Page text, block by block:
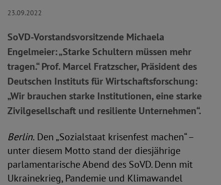
23.09.2022
SoVD-Vorstandsvorsitzende Michaela
Engelmeier: „Starke Schultern müssen mehr
tragen.“ Prof. Marcel Fratzscher, Präsident des
Deutschen Instituts für Wirtschaftsforschung:
„Wir brauchen starke Institutionen, eine starke
Zivilgesellschaft und resiliente Unternehmen“.
Berlin. Den „Sozialstaat krisenfest machen“ –
unter diesem Motto stand der diesjährige
parlamentarische Abend des SoVD. Denn mit
Ukrainekrieg, Pandemie und Klimawandel